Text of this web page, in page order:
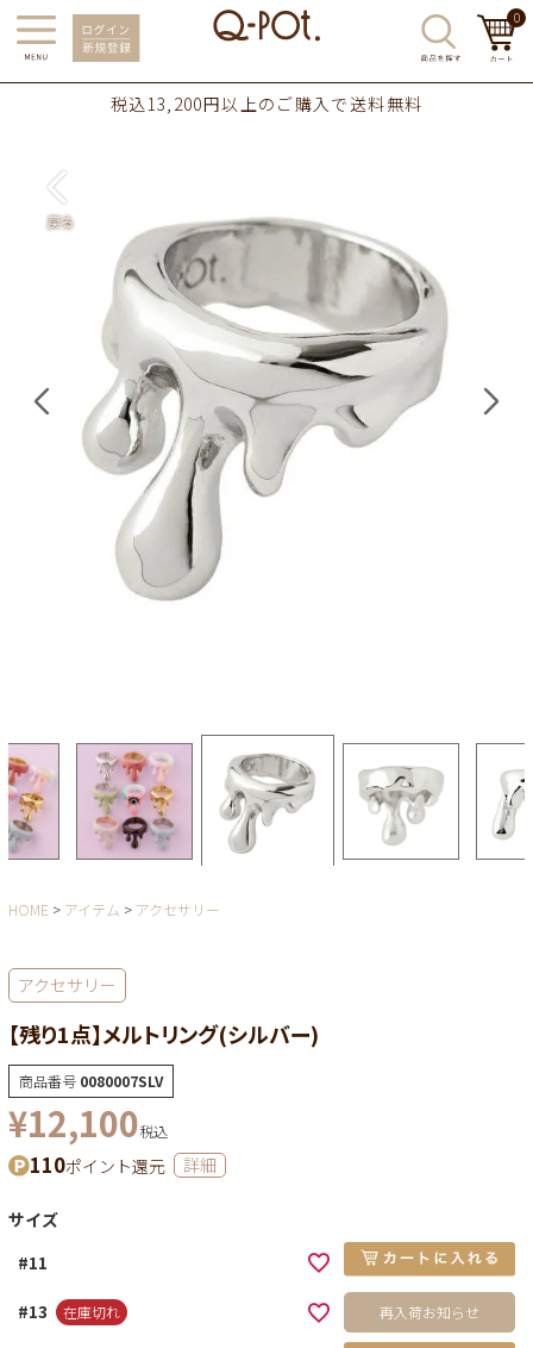
0
税込13,200円以上のご購入で送料無料
HOME アイテム アクセサリー
アクセサリー
【残り1点】メルトリング(シルバー)
商品番号 0080007SLV
¥12,100税込
110ポイント還元 詳細
サイズ
#11
#13 在庫切れ 再入荷お知らせ